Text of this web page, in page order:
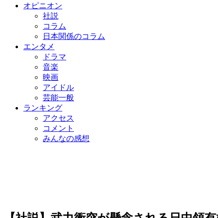
オピニオン
社説
コラム
日本関係のコラム
エンタメ
ドラマ
音楽
映画
アイドル
芸能一般
ランキング
アクセス
コメント
みんなの感想